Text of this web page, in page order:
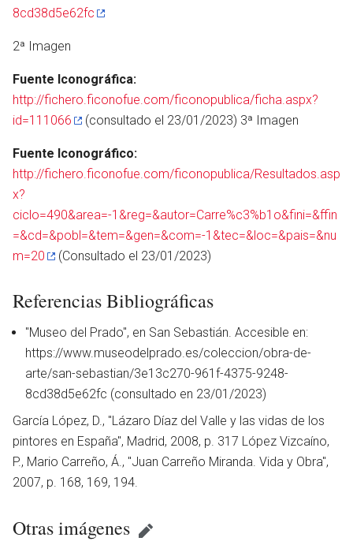
8cd38d5e62fc
2ª Imagen
Fuente Iconográfica:
http://fichero.ficonofue.com/ficonopublica/ficha.aspx?
id=111066
(consultado el 23/01/2023) 3ª Imagen
Fuente Iconográfico:
http://fichero.ficonofue.com/ficonopublica/Resultados.asp
x?
ciclo=490&area=-1&reg=&autor=Carre%c3%b1o&fini=&ffin
=&cd=&pobl=&tem=&gen=&com=-1&tec=&loc=&pais=&nu
m=20
(Consultado el 23/01/2023)
Referencias Bibliográficas
"Museo del Prado", en San Sebastián. Accesible en:
https://www.museodelprado.es/coleccion/obra-de-
arte/san-sebastian/3e13c270-961f-4375-9248-
8cd38d5e62fc (consultado en 23/01/2023)
García López, D., ''Lázaro Díaz del Valle y las vidas de los
pintores en España'', Madrid, 2008, p. 317 López Vizcaíno,
P., Mario Carreño, Á., ''Juan Carreño Miranda. Vida y Obra'',
2007, p. 168, 169, 194.
Otras imágenes